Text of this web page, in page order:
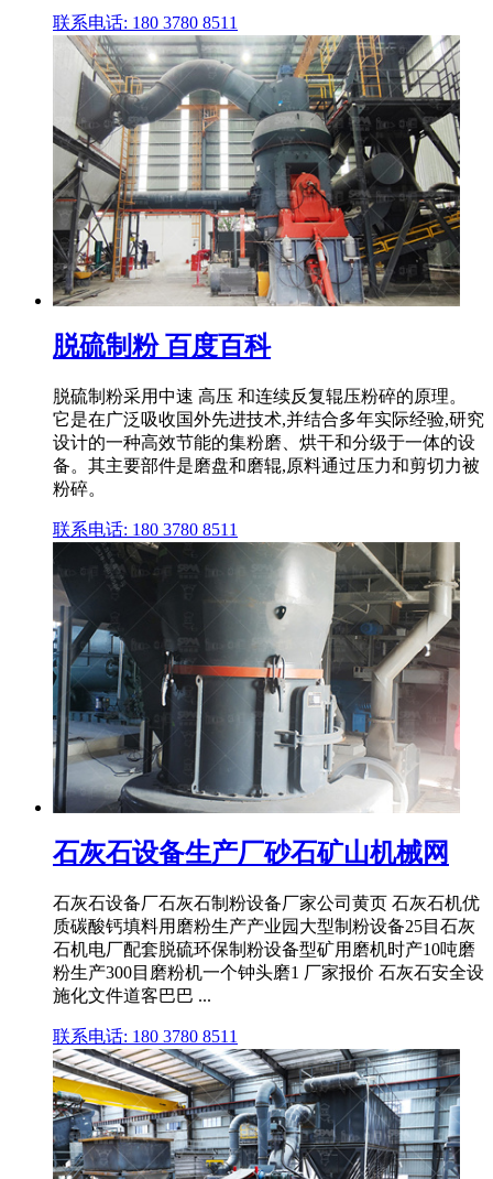
联系电话: 180 3780 8511
脱硫制粉 百度百科
脱硫制粉采用中速 高压 和连续反复辊压粉碎的原理。
它是在广泛吸收国外先进技术,并结合多年实际经验,研究
设计的一种高效节能的集粉磨、烘干和分级于一体的设
备。其主要部件是磨盘和磨辊,原料通过压力和剪切力被
粉碎。
联系电话: 180 3780 8511
石灰石设备生产厂砂石矿山机械网
石灰石设备厂石灰石制粉设备厂家公司黄页 石灰石机优
质碳酸钙填料用磨粉生产产业园大型制粉设备25目石灰
石机电厂配套脱硫环保制粉设备型矿用磨机时产10吨磨
粉生产300目磨粉机一个钟头磨1 厂家报价 石灰石安全设
施化文件道客巴巴 ...
联系电话: 180 3780 8511